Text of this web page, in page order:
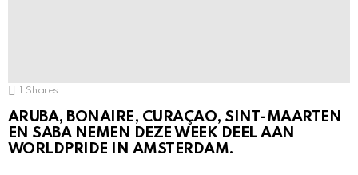
1 Shares
ARUBA, BONAIRE, CURAÇAO, SINT-MAARTEN
EN SABA NEMEN DEZE WEEK DEEL AAN
WORLDPRIDE IN AMSTERDAM.